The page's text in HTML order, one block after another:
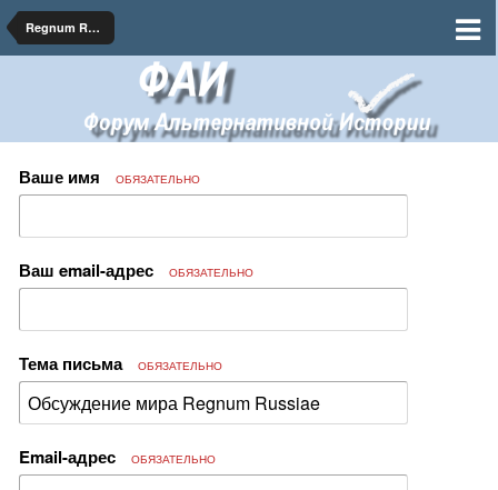
Regnum Russiae
Ваше имя ОБЯЗАТЕЛЬНО
Ваш email-адрес ОБЯЗАТЕЛЬНО
Тема письма ОБЯЗАТЕЛЬНО
Email-адрес ОБЯЗАТЕЛЬНО